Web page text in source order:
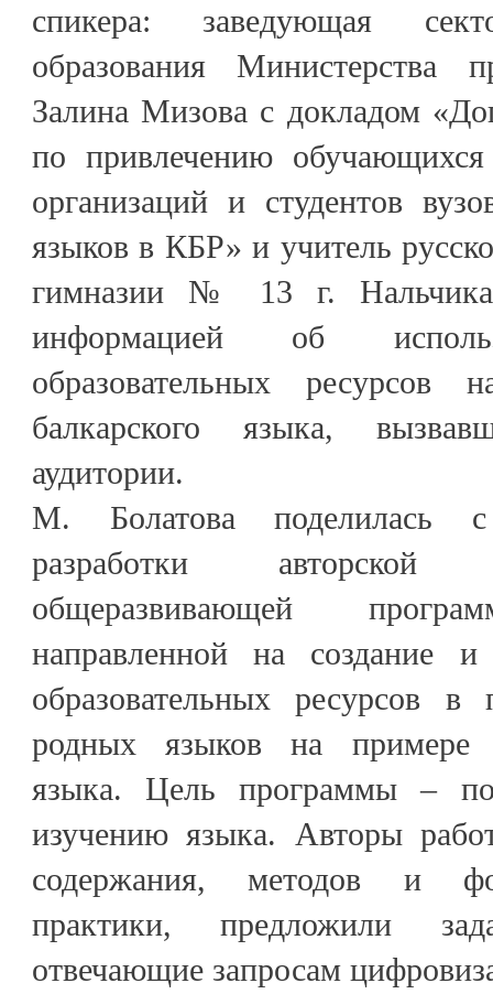
спикера: заведующая
образования Министерства
Залина Мизова с докладом
по привлечению обучающихся
организаций и студентов
языков в КБР» и учитель
гимназии № 13 г.
информацией об
образовательных ресурсов
балкарского языка,
аудитории.
М. Болатова поделилась
разработки авторской
общеразвивающей
направленной на создание
образовательных ресурсов в
родных языков на примере
языка. Цель программы –
изучению языка. Авторы
содержания, методов и
практики, предложили
отвечающие запросам